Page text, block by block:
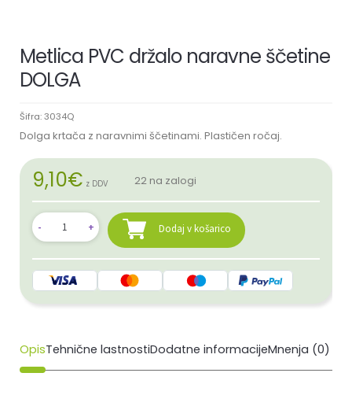
Metlica PVC držalo naravne ščetine
DOLGA
Šifra:3034Q
Dolga krtača z naravnimi ščetinami. Plastičen ročaj.
9,10€ z DDV 22 na zalogi
Dodaj v košarico
OpisTehnične lastnostiDodatne informacijeMnenja (0)